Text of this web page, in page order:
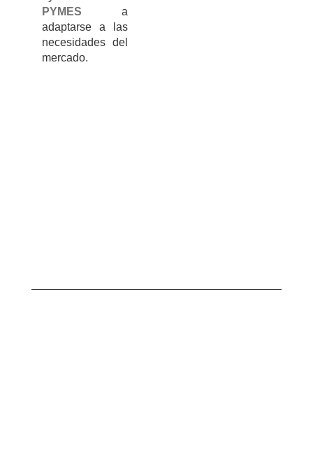
PYMES
a
adaptarse a las
necesidades del
mercado.